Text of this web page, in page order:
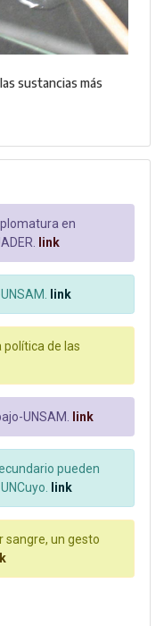
sustancias más
en
link
link
política de las
UNSAM. link
pueden
link
sangre, un gesto